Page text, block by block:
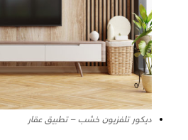
ديكور تلفزيون خشب – تطبيق عقار